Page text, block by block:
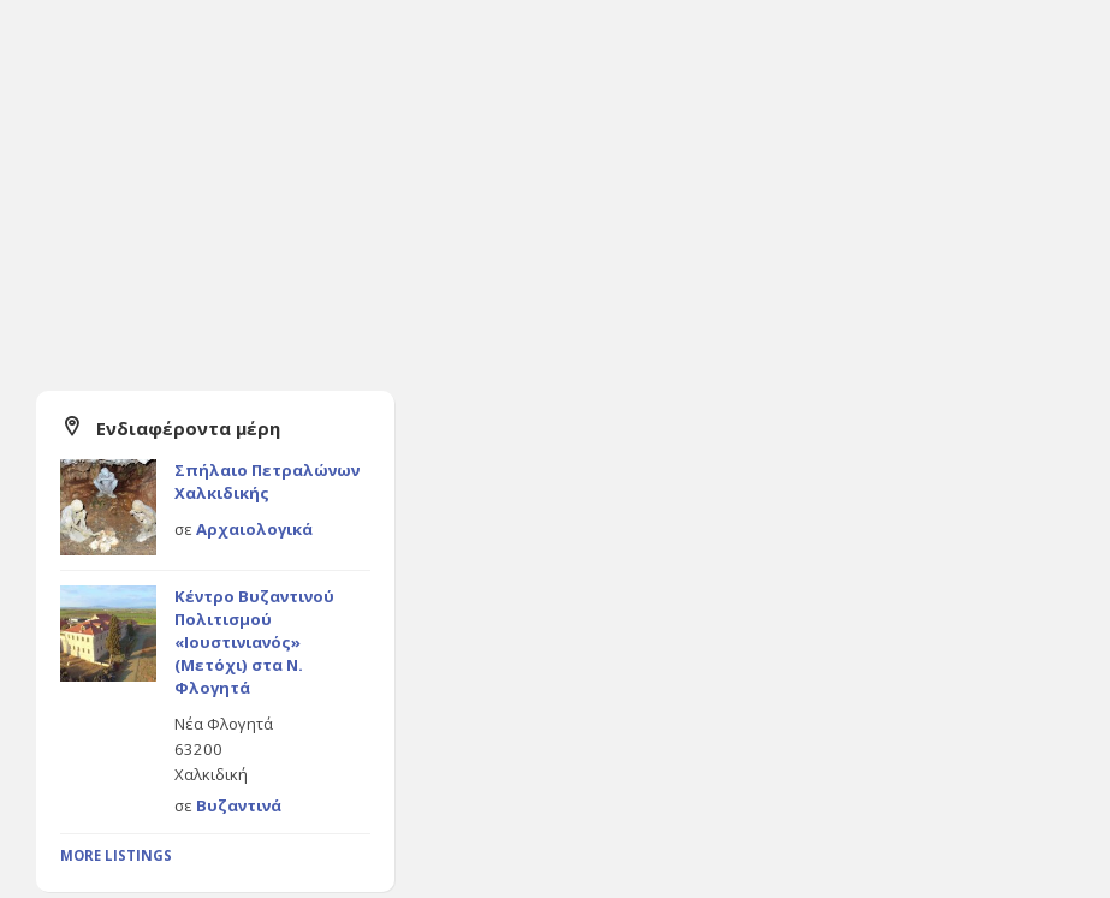
Ενδιαφέροντα μέρη
Σπήλαιο Πετραλώνων
Χαλκιδικής
σε Αρχαιολογικά
Κέντρο Βυζαντινού
Πολιτισμού
«Ιουστινιανός»
(Μετόχι) στα Ν.
Φλογητά
Νέα Φλογητά
63200
Χαλκιδική
σε Βυζαντινά
MORE LISTINGS